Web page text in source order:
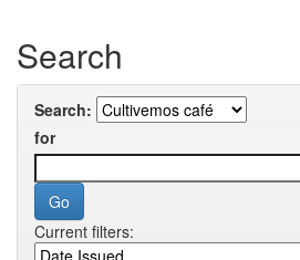
Search
Search:
for
Current filters: